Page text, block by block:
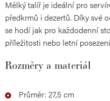
Mělký talíř je ideální pro
předkrmů i dezertů. Díky své
se hodí jak pro každodenní
příležitosti nebo letní
Rozměry a materiál
Průměr: 27,5 cm